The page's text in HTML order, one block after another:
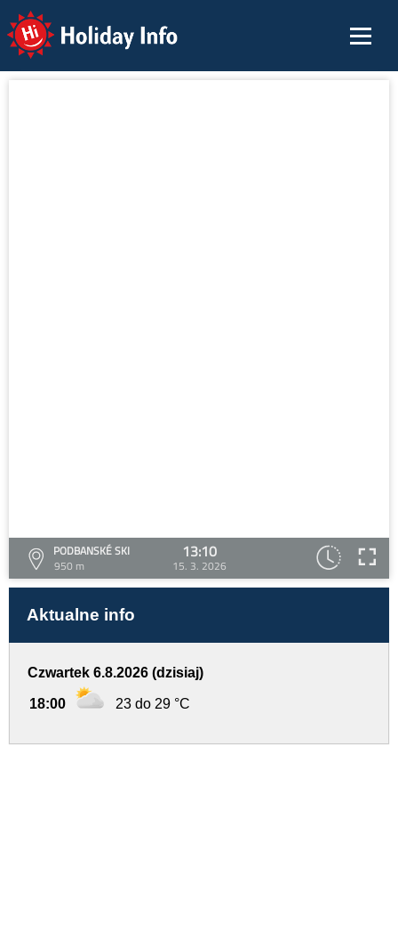
Holiday Info
PODBANSKÉ SKI
950 m
13:10
15. 3. 2026
Aktualne info
Czwartek 6.8.2026 (dzisiaj)
18:00 23 do 29 °C